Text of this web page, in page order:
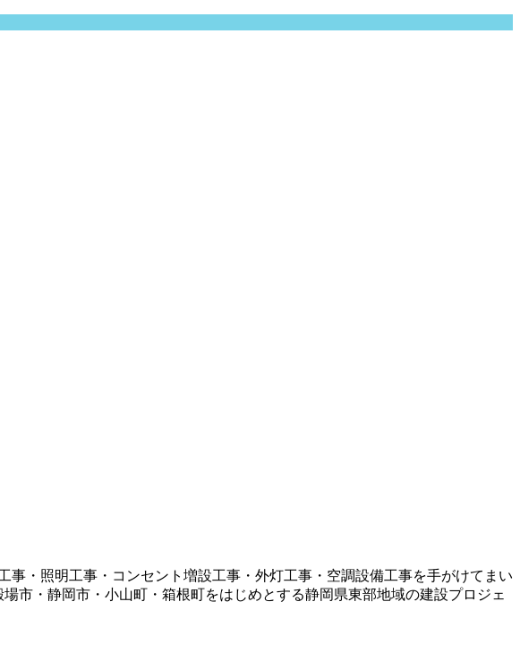
・照明工事・コンセント増設工事・外灯工事・空調設備工事を手がけてまい
市・静岡市・小山町・箱根町をはじめとする静岡県東部地域の建設プロジェ